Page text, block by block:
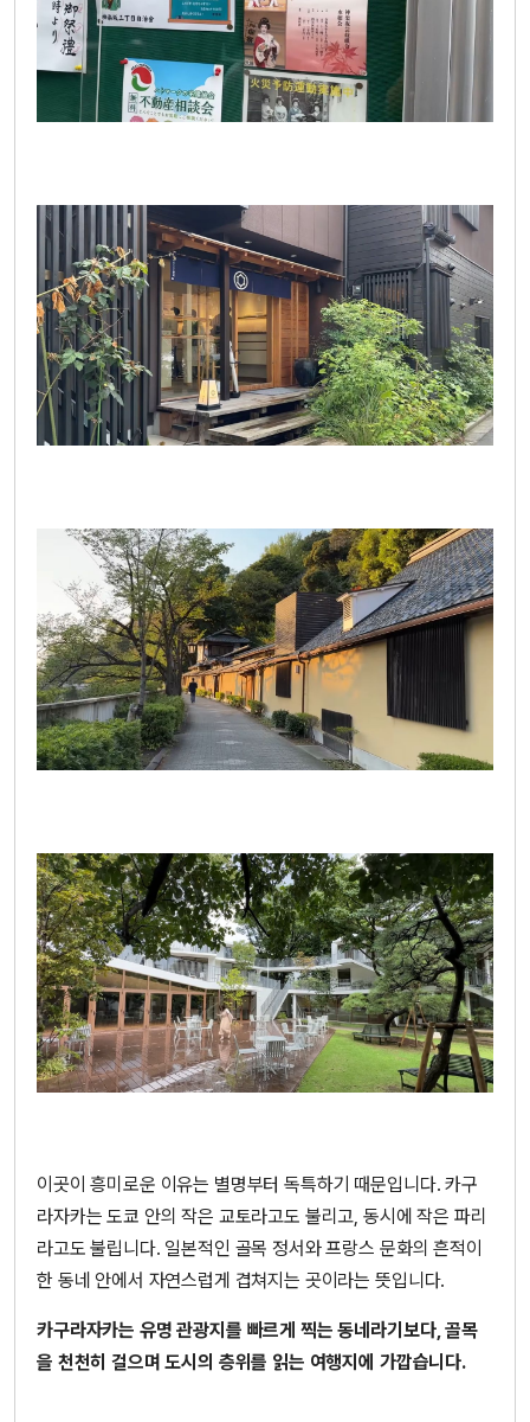
이곳이 흥미로운 이유는 별명부터 독특하기 때문입니다. 카구
라자카는 도쿄 안의 작은 교토라고도 불리고, 동시에 작은 파리
라고도 불립니다. 일본적인 골목 정서와 프랑스 문화의 흔적이
한 동네 안에서 자연스럽게 겹쳐지는 곳이라는 뜻입니다.
카구라자카는 유명 관광지를 빠르게 찍는 동네라기보다, 골목
을 천천히 걸으며 도시의 층위를 읽는 여행지에 가깝습니다.